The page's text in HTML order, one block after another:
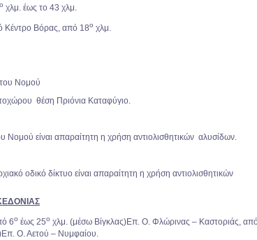
ο χλμ. έως το 43 χλμ.
Κέντρο Βόρας, από 18ο χλμ.
Νομού
θέση Πριόνια Καταφύγιο.
Νομού είναι απαραίτητη η χρήση αντιολισθητικών αλυσίδων.
οδικό δίκτυο είναι απαραίτητη η χρήση αντιολισθητικών
6ο έως 25ο χλμ. (μέσω Βίγκλας)Επ. Ο. Φλώρινας – Καστοριάς,
Ο. Αετού – Νυμφαίου.